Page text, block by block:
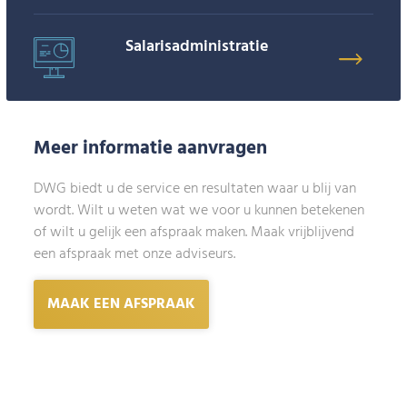
Salarisadministratie
Meer informatie aanvragen
DWG biedt u de service en resultaten waar u blij van
wordt. Wilt u weten wat we voor u kunnen betekenen
of wilt u gelijk een afspraak maken. Maak vrijblijvend
een afspraak met onze adviseurs.
MAAK EEN AFSPRAAK